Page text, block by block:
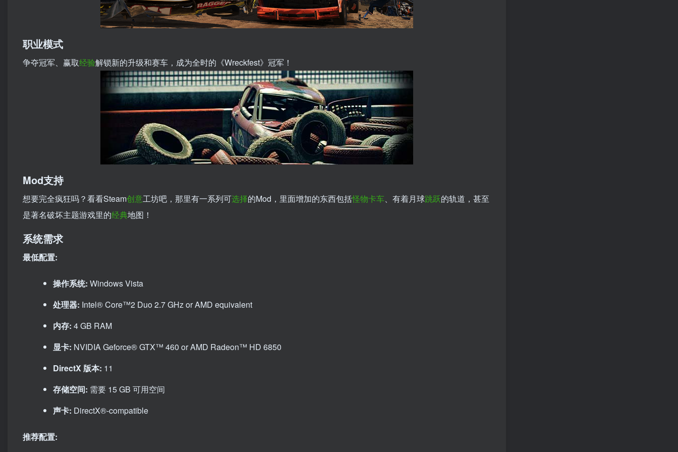
职业模式
争夺冠军、赢取经验解锁新的升级和赛车，成为全时的《Wreckfest》冠军！
Mod支持
想要完全疯狂吗？看看Steam创意工坊吧，那里有一系列可选择的Mod，里面增加的东西包括怪物卡车、有着月球跳跃的轨道，甚至
是著名破坏主题游戏里的经典地图！
系统需求
最低配置:
操作系统: Windows Vista
处理器: Intel® Core™2 Duo 2.7 GHz or AMD equivalent
内存: 4 GB RAM
显卡: NVIDIA Geforce® GTX™ 460 or AMD Radeon™ HD 6850
DirectX 版本: 11
存储空间: 需要 15 GB 可用空间
声卡: DirectX®-compatible
推荐配置: